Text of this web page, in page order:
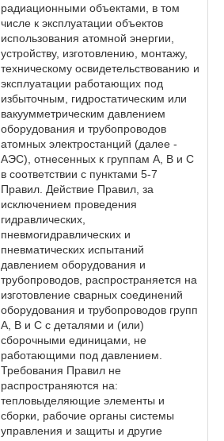
радиационными объектами, в том
числе к эксплуатации объектов
использования атомной энергии,
устройству, изготовлению, монтажу,
техническому освидетельствованию и
эксплуатации работающих под
избыточным, гидростатическим или
вакуумметрическим давлением
оборудования и трубопроводов
атомных электростанций (далее -
АЭС), отнесенных к группам A, B и C
в соответствии с пунктами 5-7
Правил. Действие Правил, за
исключением проведения
гидравлических,
пневмогидравлических и
пневматических испытаний
давлением оборудования и
трубопроводов, распространяется на
изготовление сварных соединений
оборудования и трубопроводов групп
A, B и C с деталями и (или)
сборочными единицами, не
работающими под давлением.
Требования Правил не
распространяются на:
тепловыделяющие элементы и
сборки, рабочие органы системы
управления и защиты и другие